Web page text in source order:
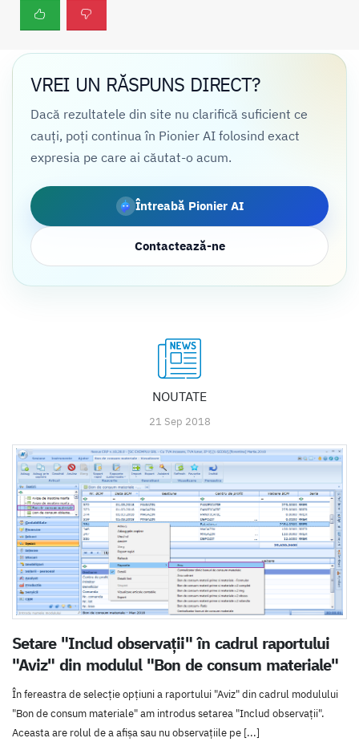
VREI UN RĂSPUNS DIRECT?
Dacă rezultatele din site nu clarifică suficient ce
cauți, poți continua în Pionier AI folosind exact
expresia pe care ai căutat-o acum.
Întreabă Pionier AI
Contactează-ne
NOUTATE
21 Sep 2018
Setare "Includ observații" în cadrul raportului
"Aviz" din modulul "Bon de consum materiale"
În fereastra de selecție opțiuni a raportului "Aviz" din cadrul modulului
"Bon de consum materiale" am introdus setarea "Includ observații".
Aceasta are rolul de a afișa sau nu observațiile pe [...]